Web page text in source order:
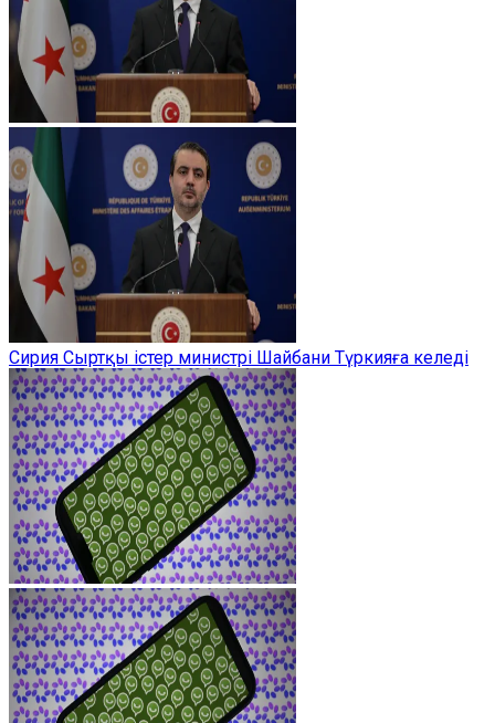
Сирия Сыртқы істер министрі Шайбани Түркияға келеді